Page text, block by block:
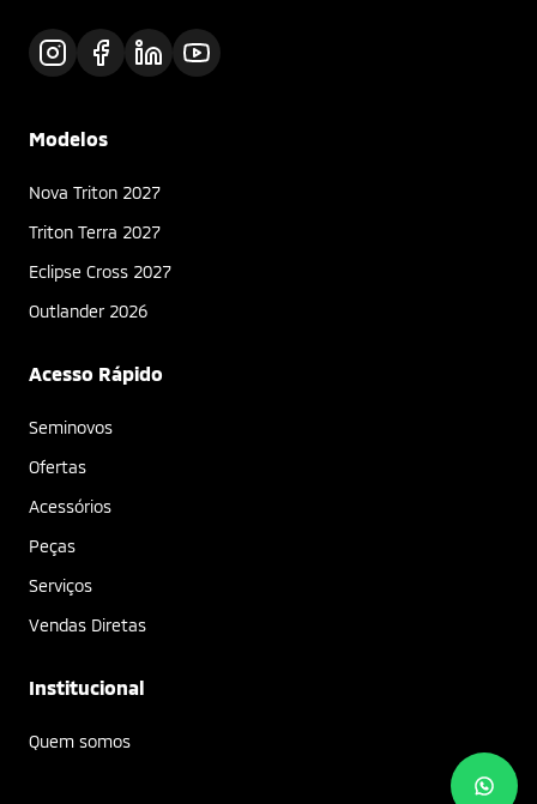
Modelos
Nova Triton 2027
Triton Terra 2027
Eclipse Cross 2027
Outlander 2026
Acesso Rápido
Seminovos
Ofertas
Acessórios
Peças
Serviços
Vendas Diretas
Institucional
Quem somos